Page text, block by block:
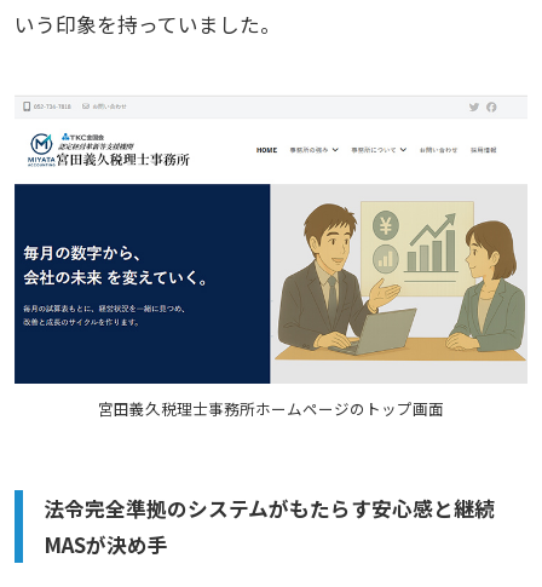
いう印象を持っていました。
宮田義久税理士事務所ホームページのトップ画面
法令完全準拠のシステムがもたらす安心感と継続
MASが決め手